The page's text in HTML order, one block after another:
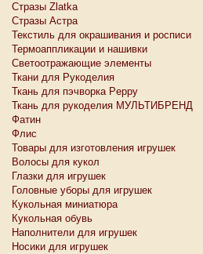
Стразы Zlatka
Стразы Астра
Текстиль для окрашивания и росписи
Термоаппликации и нашивки
Светоотражающие элементы
Ткани для Рукоделия
Ткань для пэчворка Peppy
Ткань для рукоделия МУЛЬТИБРЕНД
Фатин
Флис
Товары для изготовления игрушек
Волосы для кукол
Глазки для игрушек
Головные уборы для игрушек
Кукольная миниатюра
Кукольная обувь
Наполнители для игрушек
Носики для игрушек